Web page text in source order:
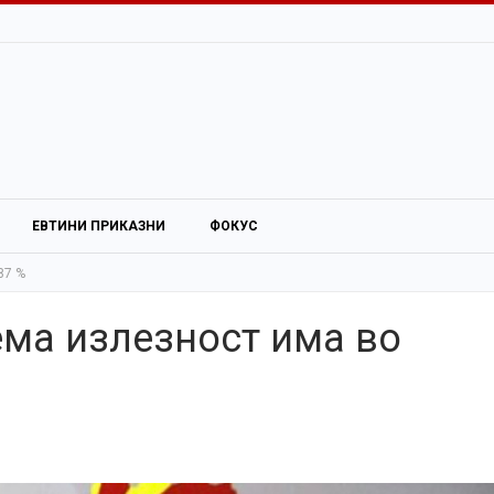
ЕВТИНИ ПРИКАЗНИ ФОКУС
%
излезност има во